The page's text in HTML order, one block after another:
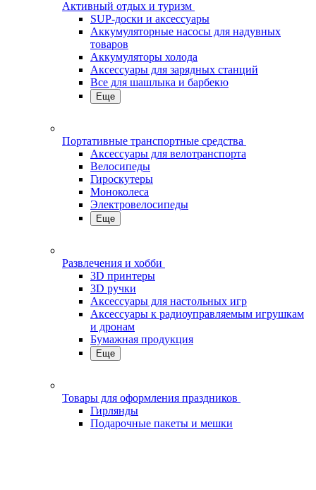
Активный отдых и туризм
SUP-доски и аксессуары
Аккумуляторные насосы для надувных
товаров
Аккумуляторы холода
Аксессуары для зарядных станций
Все для шашлыка и барбекю
Еще
Портативные транспортные средства
Аксессуары для велотранспорта
Велосипеды
Гироскутеры
Моноколеса
Электровелосипеды
Еще
Развлечения и хобби
3D принтеры
3D ручки
Аксессуары для настольных игр
Аксессуары к радиоуправляемым игрушкам
и дронам
Бумажная продукция
Еще
Товары для оформления праздников
Гирлянды
Подарочные пакеты и мешки